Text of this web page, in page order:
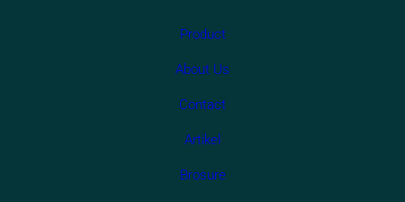
Product
About Us
Contact
Artikel
Brosure